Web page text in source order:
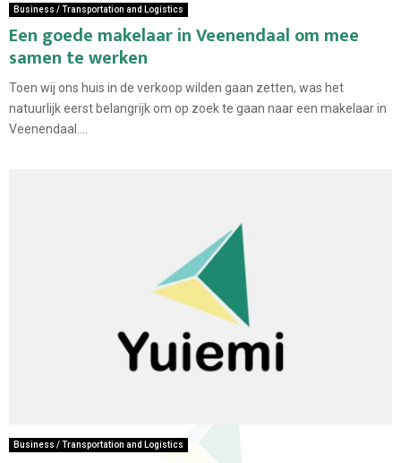
Business / Transportation and Logistics
Een goede makelaar in Veenendaal om mee
samen te werken
Toen wij ons huis in de verkoop wilden gaan zetten, was het
natuurlijk eerst belangrijk om op zoek te gaan naar een makelaar in
Veenendaal....
Business / Transportation and Logistics